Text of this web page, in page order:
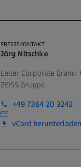
PRESSEKONTAKT
Jörg Nitschke
Leiter Corporate
ZEISS Gruppe
+49 7364 20 3242
vCard herunterladen